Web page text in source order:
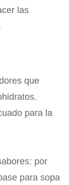
las
que
para la
por
para sopa